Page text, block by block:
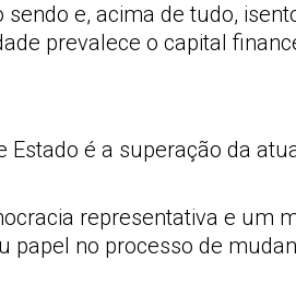
e, acima de tudo,
prevalece o capital
é a superação da
representativa e um
no processo de